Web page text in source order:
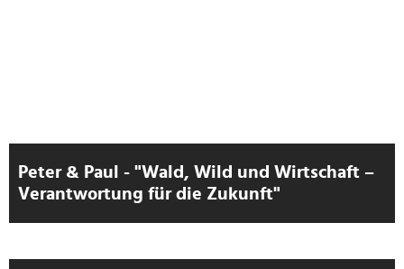
Peter & Paul - "Wald, Wild und Wirtschaft –
Verantwortung für die Zukunft"